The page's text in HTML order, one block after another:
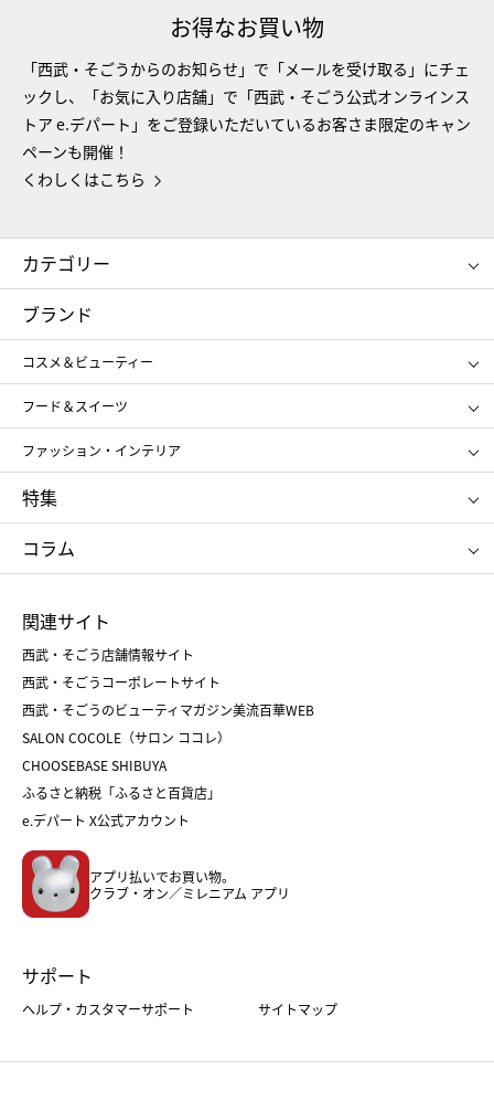
お得なお買い物
「西武・そごうからのお知らせ」で「メールを受け取る」にチェ
ックし、「お気に入り店舗」で「西武・そごう公式オンラインス
トア e.デパート」をご登録いただいているお客さま限定のキャン
ペーンも開催！
くわしくはこちら
カテゴリー
コスメ＆ビューティー
ギフト
レディース
メンズ
スポーツ・アウトドア
お中元
お歳暮
ブランド
コスメ＆ビューティー
SHISEIDO
ポール&ジョー ボーテ
ジルスチュアート
NARS
RMK
クリニーク
SK-Ⅱ
フード＆スイーツ
アンリ・シャルパンティエ
ゴディバ
新宿高野
たねや
ねんりん家
ファッション・インテリア
ポロ ラルフ ローレン
タケオ キクチ
ママ＆キッズ
シュタイフ
特集
お中元
ひな人形
五月人形
父の日
クリスマスケーキ
ホワイトデー
コラム
菓子折り
和菓子
人気のギフト
バレンタイン
ホワイトデー
おせち
フード
ホーム・キッチン＆アート
関連サイト
西武・そごう店舗情報サイト
西武・そごうコーポレートサイト
西武・そごうのビューティマガジン美流百華WEB
SALON COCOLE（サロン ココレ）
CHOOSEBASE SHIBUYA
ふるさと納税「ふるさと百貨店」
e.デパート X公式アカウント
アプリ払いでお買い物。
クラブ・オン／ミレニアム アプリ
サポート
ヘルプ・カスタマーサポート サイトマップ